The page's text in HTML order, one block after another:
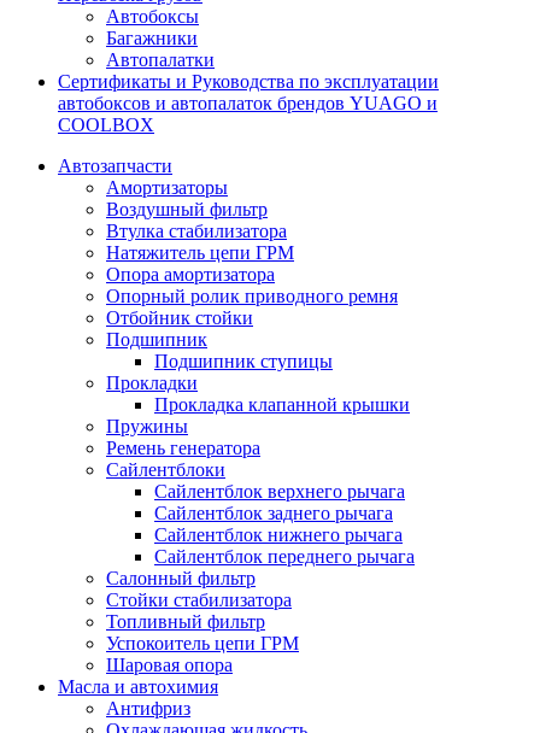
Автобоксы
Багажники
Автопалатки
Сертификаты и Руководства по эксплуатации
автобоксов и автопалаток брендов YUAGO и
COOLBOX
Автозапчасти
Амортизаторы
Воздушный фильтр
Втулка стабилизатора
Натяжитель цепи ГРМ
Опора амортизатора
Опорный ролик приводного ремня
Отбойник стойки
Подшипник
Подшипник ступицы
Прокладки
Прокладка клапанной крышки
Пружины
Ремень генератора
Сайлентблоки
Сайлентблок верхнего рычага
Сайлентблок заднего рычага
Сайлентблок нижнего рычага
Сайлентблок переднего рычага
Салонный фильтр
Стойки стабилизатора
Топливный фильтр
Успокоитель цепи ГРМ
Шаровая опора
Масла и автохимия
Антифриз